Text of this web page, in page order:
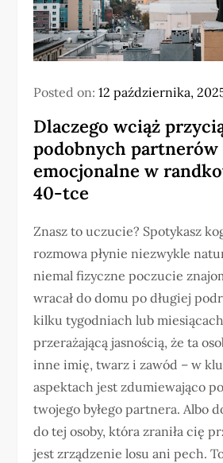
Posted on:12 października,
Dlaczego wciąż
podobnych partnerów
emocjonalne w
40-tce
Znasz to uczucie? Spotykasz
rozmowa płynie niezwykle
niemal fizyczne poczucie
wracał do domu po długiej
kilku tygodniach lub
przerażającą jasnością, że ta
inne imię, twarz i zawód – w
aspektach jest zdumiewająco
twojego byłego partnera. Albo
do tej osoby, która zraniła cię
jest zrządzenie losu ani pech.